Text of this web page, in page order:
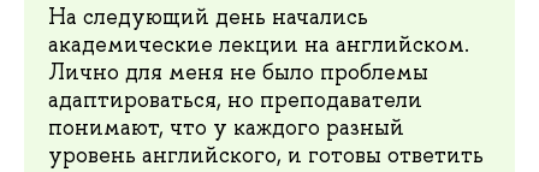
На следующий день начались
академические лекции на английском.
Лично для меня не было проблемы
адаптироваться, но преподаватели
понимают, что у каждого разный
уровень английского, и готовы ответить